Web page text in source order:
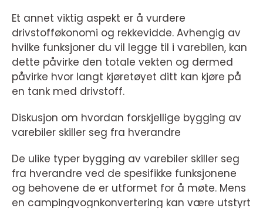
Et annet viktig aspekt er å vurdere
drivstofføkonomi og rekkevidde. Avhengig av
hvilke funksjoner du vil legge til i varebilen, kan
dette påvirke den totale vekten og dermed
påvirke hvor langt kjøretøyet ditt kan kjøre på
en tank med drivstoff.
Diskusjon om hvordan forskjellige bygging av
varebiler skiller seg fra hverandre
De ulike typer bygging av varebiler skiller seg
fra hverandre ved de spesifikke funksjonene
og behovene de er utformet for å møte. Mens
en campingvognkonvertering kan være utstyrt